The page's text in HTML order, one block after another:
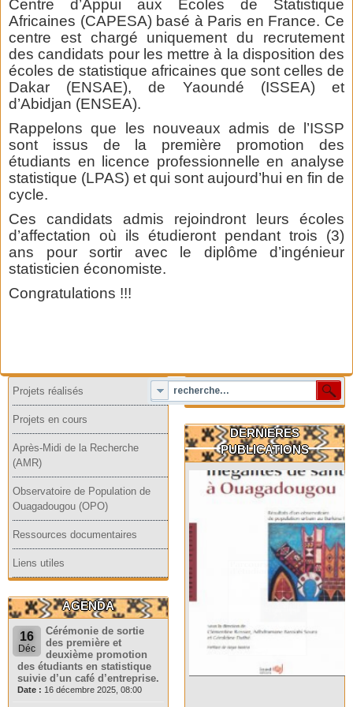
Centre d’Appui aux Ecoles de Statistique
Africaines (CAPESA) basé à Paris en France. Ce
centre est chargé uniquement du recrutement
des candidats pour les mettre à la disposition des
écoles de statistique africaines que sont celles de
Dakar (ENSAE), de Yaoundé (ISSEA) et
d’Abidjan (ENSEA).
Rappelons que les nouveaux admis de l’ISSP
sont issus de la première promotion des
étudiants en licence professionnelle en analyse
statistique (LPAS) et qui sont aujourd’hui en fin de
cycle.
Ces candidats admis rejoindront leurs écoles
d’affectation où ils étudieront pendant trois (3)
ans pour sortir avec le diplôme d’ingénieur
statisticien économiste.
Congratulations !!!
Projets réalisés
Projets en cours
Après-Midi de la Recherche
(AMR)
Observatoire de Population de
Ouagadougou (OPO)
Ressources documentaires
Liens utiles
AGENDA
16
Déc
Cérémonie de sortie
des première et
deuxième promotion
des étudiants en statistique
suivie d’un café d’entreprise.
Date : 16 décembre 2025, 08:00
DERNIERES
PUBLICATIONS